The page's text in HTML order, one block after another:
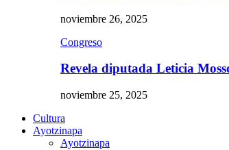
noviembre 26, 2025
Congreso
Revela diputada Leticia
noviembre 25, 2025
Cultura
Ayotzinapa
Ayotzinapa